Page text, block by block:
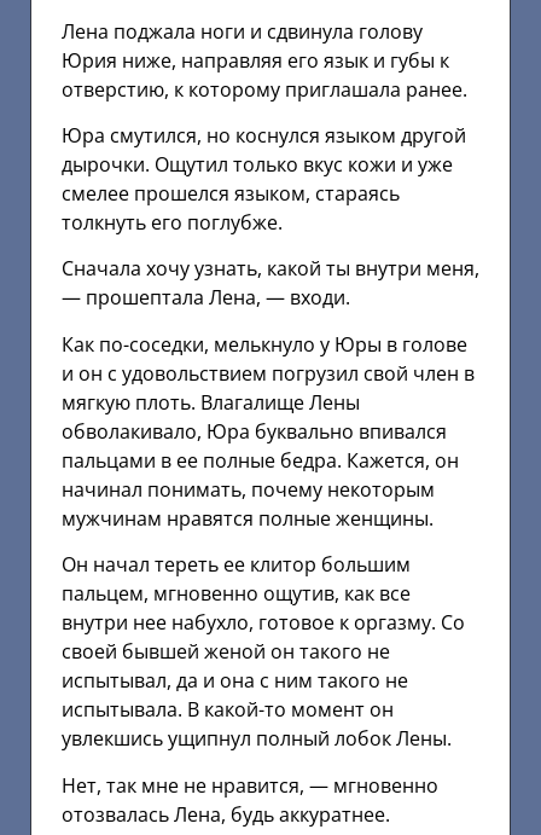
Лена поджала ноги и сдвинула голову
Юрия ниже, направляя его язык и губы к
отверстию, к которому приглашала ранее.
Юра смутился, но коснулся языком другой
дырочки. Ощутил только вкус кожи и уже
смелее прошелся языком, стараясь
толкнуть его поглубже.
Сначала хочу узнать, какой ты внутри меня,
— прошептала Лена, — входи.
Как по-соседки, мелькнуло у Юры в голове
и он с удовольствием погрузил свой член в
мягкую плоть. Влагалище Лены
обволакивало, Юра буквально впивался
пальцами в ее полные бедра. Кажется, он
начинал понимать, почему некоторым
мужчинам нравятся полные женщины.
Он начал тереть ее клитор большим
пальцем, мгновенно ощутив, как все
внутри нее набухло, готовое к оргазму. Со
своей бывшей женой он такого не
испытывал, да и она с ним такого не
испытывала. В какой-то момент он
увлекшись ущипнул полный лобок Лены.
Нет, так мне не нравится, — мгновенно
отозвалась Лена, будь аккуратнее.